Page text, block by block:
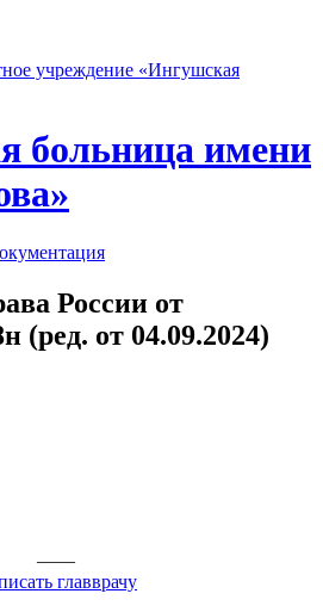
учреждение «Ингушская
больница имени
России от
(ред. от 04.09.2024)
——
главврачу